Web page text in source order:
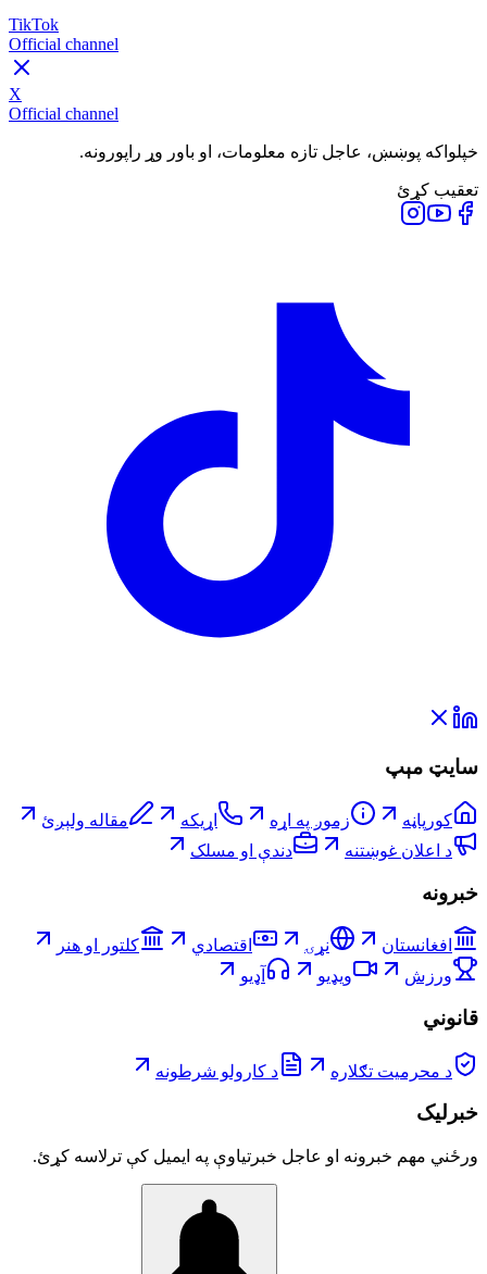
TikTok
Official channel
X
Official channel
خپلواکه پوښښ، عاجل تازه معلومات، او باور وړ راپورونه.
تعقیب کړئ
سایټ مېپ
کورپاڼه زموږ په اړه اړیکه
مقاله ولېږئ
د اعلان غوښتنه
دندې او مسلک
خبرونه
افغانستان نړۍ اقتصادي
کلتور او هنر
ورزش
ویډیو آډیو
قانوني
د محرمیت تګلاره د کارولو شرطونه
خبرلیک
ورځني مهم خبرونه او عاجل خبرتیاوې په ایمیل کې ترلاسه کړئ.